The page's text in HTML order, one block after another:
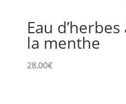
Eau
la menthe
28,00€